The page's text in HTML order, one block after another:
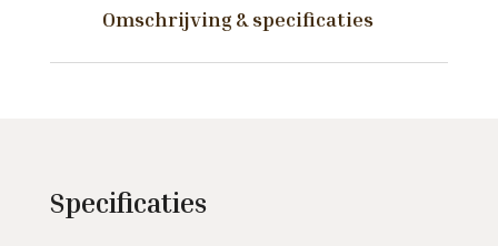
Omschrijving & specificaties
Specificaties